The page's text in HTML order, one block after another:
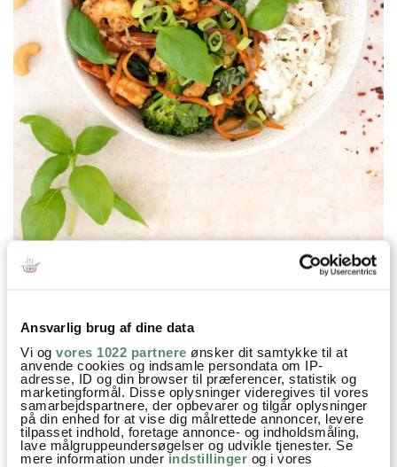
Ansvarlig brug af dine data
Vi og vores 1022 partnere ønsker dit samtykke til at
anvende cookies og indsamle persondata om IP-
adresse, ID og din browser til præferencer, statistik og
marketingformål. Disse oplysninger videregives til vores
samarbejdspartnere, der opbevarer og tilgår oplysninger
på din enhed for at vise dig målrettede annoncer, levere
tilpasset indhold, foretage annonce- og indholdsmåling,
lave målgruppeundersøgelser og udvikle tjenester. Se
mere information underindstillinger og i vores